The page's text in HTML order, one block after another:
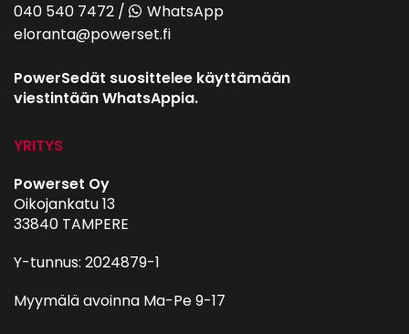
040 540 7472 /
WhatsApp
eloranta@powerset.fi
PowerSedät suosittelee käyttämään
viestintään WhatsAppia.
YRITYS
Powerset Oy
Oikojankatu 13
33840 TAMPERE
Y-tunnus: 2024879-1
Myymälä avoinna Ma-Pe 9-17